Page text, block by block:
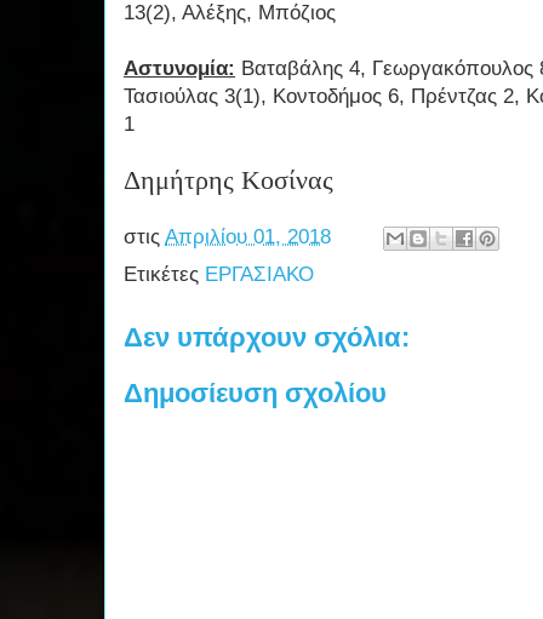
13(2), Αλέξης, Μπόζιος
Αστυνομία: Βαταβάλης 4,
Τασιούλας 3(1), Κοντοδήμος 6, Πρέντζας 2,
1
Δημήτρης Κοσίνας
στις Απριλίου 01, 2018
Ετικέτες ΕΡΓΑΣΙΑΚΟ
Δεν υπάρχουν σχόλια:
Δημοσίευση σχολίου